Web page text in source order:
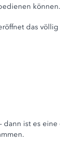
können.
das
dann ist es